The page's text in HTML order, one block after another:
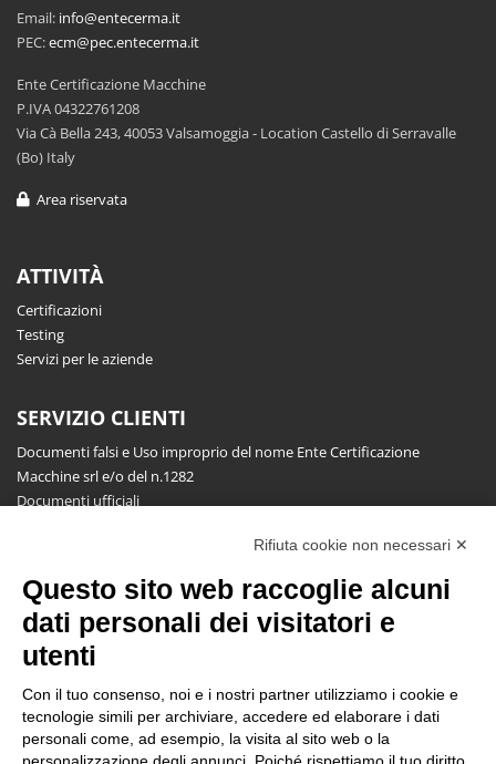
Email: info@entecerma.it
PEC:ecm@pec.entecerma.it
Ente Certificazione Macchine
P.IVA 04322761208
Via Cà Bella 243, 40053 Valsamoggia - Location Castello di Serravalle
(Bo) Italy
Area riservata
ATTIVITÀ
Certificazioni
Testing
Servizi per le aziende
SERVIZIO CLIENTI
Documenti falsi e Uso improprio del nome Ente Certificazione
Macchine srl e/o del n.1282
Documenti ufficiali
NEWSLETTER
Resta aggiornato gratuitamente su tutte le novità.
Rifiuta cookie non necessari ✕
Questo sito web raccoglie alcuni
dati personali dei visitatori e
utenti
Con il tuo consenso, noi e i nostri partner utilizziamo i cookie e
tecnologie simili per archiviare, accedere ed elaborare i dati
personali come, ad esempio, la visita al sito web o la